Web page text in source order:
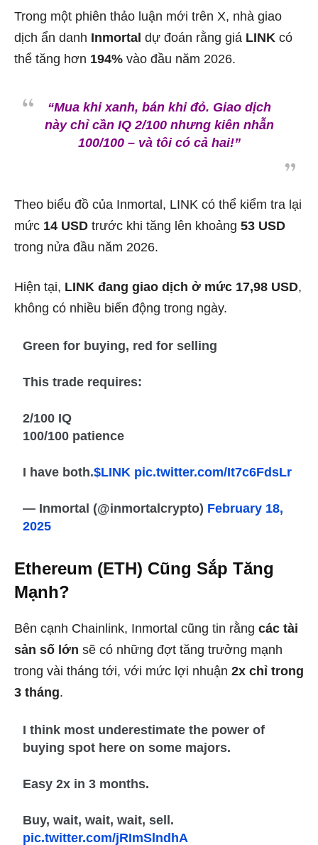
Trong một phiên thảo luận mới trên X, nhà giao
dịch ẩn danh Inmortal dự đoán rằng giá LINK có
thể tăng hơn 194% vào đầu năm 2026.
“Mua khi xanh, bán khi đỏ. Giao dịch
này chỉ cần IQ 2/100 nhưng kiên nhẫn
100/100 – và tôi có cả hai!”
Theo biểu đồ của Inmortal, LINK có thể kiểm tra lại
mức 14 USD trước khi tăng lên khoảng 53 USD
trong nửa đầu năm 2026.
Hiện tại, LINK đang giao dịch ở mức 17,98 USD,
không có nhiều biến động trong ngày.
Green for buying, red for selling
This trade requires:
2/100 IQ
100/100 patience
I have both.$LINK pic.twitter.com/It7c6FdsLr
— Inmortal (@inmortalcrypto) February 18,
2025
Ethereum (ETH) Cũng Sắp Tăng
Mạnh?
Bên cạnh Chainlink, Inmortal cũng tin rằng các tài
sản số lớn sẽ có những đợt tăng trưởng mạnh
trong vài tháng tới, với mức lợi nhuận 2x chỉ trong
3 tháng.
I think most underestimate the power of
buying spot here on some majors.
Easy 2x in 3 months.
Buy, wait, wait, wait, sell.
pic.twitter.com/jRImSlndhA